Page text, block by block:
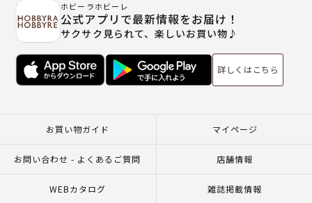
ホビーラホビーレ
公式アプリで最新情報をお届け！
サクサク見られて、楽しいお買い物♪
詳しくはこちら
お買い物ガイド マイページ
お問い合わせ - よくあるご質問 店舗情報
WEBカタログ 雑誌掲載情報